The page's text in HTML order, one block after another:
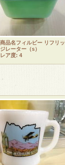
商品名フィルビー リフリッ
ジレーター （s）
レア度: 4